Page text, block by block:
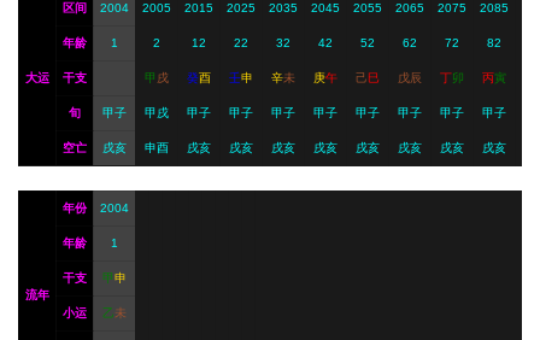
员
大运
区间 2004 2005 2015 2025 2035 2045 2055 2065 2075 2085
年龄 1 2 12 22 32 42 52 62 72 82
干支 甲 戌 癸酉 壬申 辛未 庚午 己巳 戊辰 丁卯 丙寅
旬 甲子 甲戌 甲子 甲子 甲子 甲子 甲子 甲子 甲子 甲子
空亡 戌亥 申酉 戌亥 戌亥 戌亥 戌亥 戌亥 戌亥 戌亥 戌亥
流年
年份 2004
年龄 1
干支 甲申
小运 乙未